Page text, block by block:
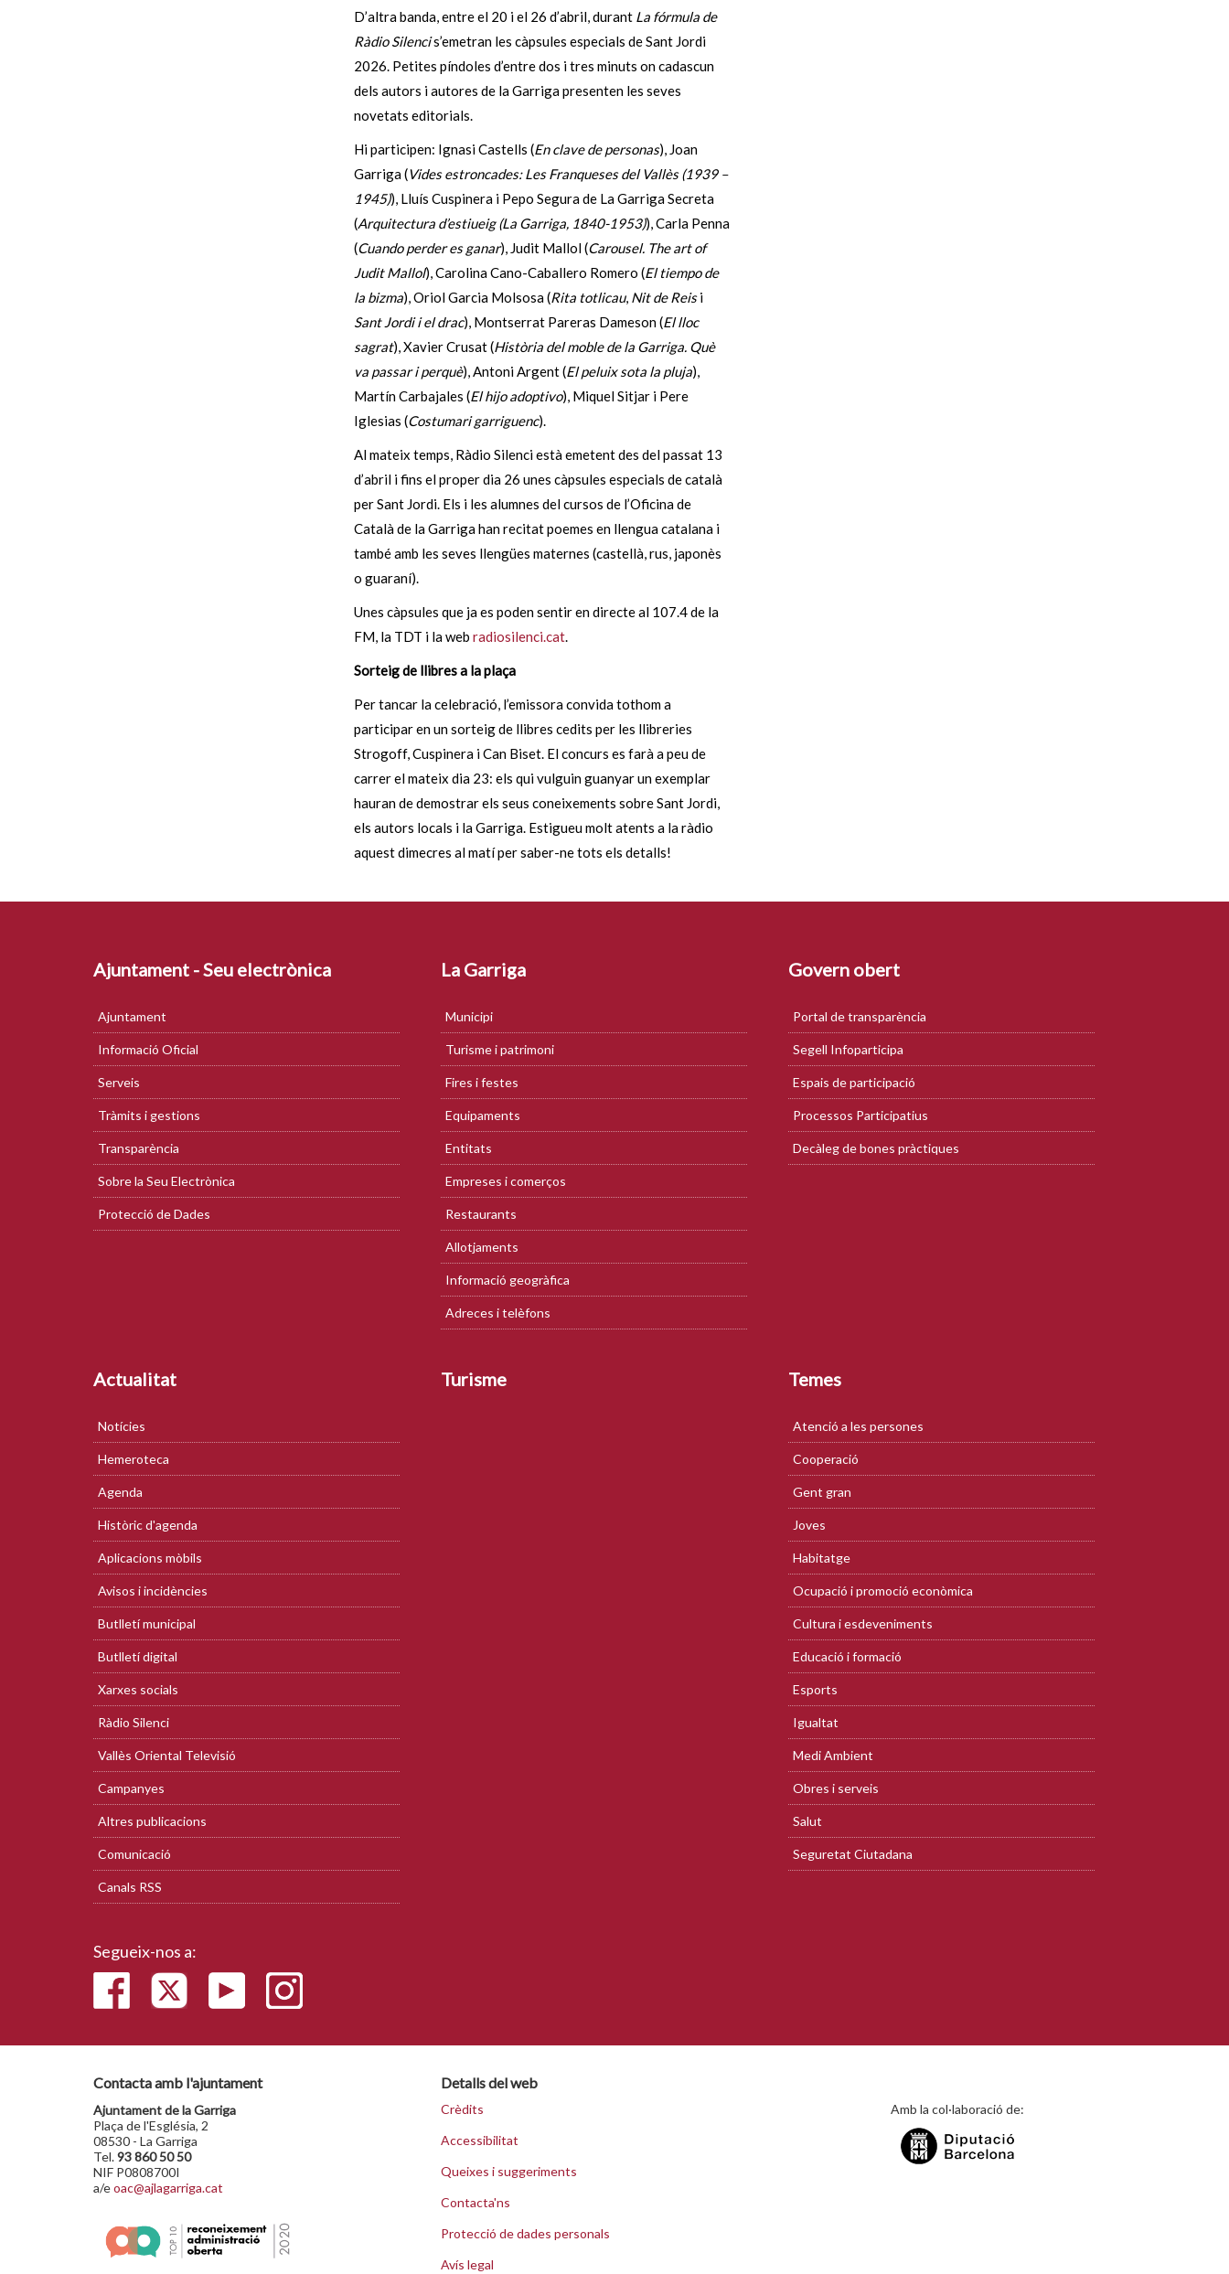
D’altra banda, entre el 20 i el 26 d’abril, durant La fórmula de
Ràdio Silencis’emetran les càpsules especials de Sant Jordi
2026. Petites píndoles d’entre dos i tres minuts on cadascun
dels autors i autores de la Garriga presenten les seves
novetats editorials.
Hi participen: Ignasi Castells (En clave de personas), Joan
Garriga (Vides estroncades: Les Franqueses del Vallès (1939 –
1945)), Lluís Cuspinera i Pepo Segura de La Garriga Secreta
(Arquitectura d’estiueig (La Garriga, 1840-1953)), Carla Penna
(Cuando perder es ganar), Judit Mallol (Carousel. The art of
Judit Mallol), Carolina Cano-Caballero Romero (El tiempo de
la bizma), Oriol Garcia Molsosa (Rita totlicau, Nit de Reisi
Sant Jordi i el drac), Montserrat Pareras Dameson (El lloc
sagrat), Xavier Crusat (Història del moble de la Garriga. Què
va passar i perquè), Antoni Argent (El peluix sota la pluja),
Martín Carbajales (El hijo adoptivo), Miquel Sitjar i Pere
Iglesias (Costumari garriguenc).
Al mateix temps, Ràdio Silenci està emetent des del passat 13
d’abril i fins el proper dia 26 unes càpsules especials de català
per Sant Jordi. Els i les alumnes del cursos de l’Oficina de
Català de la Garriga han recitat poemes en llengua catalana i
també amb les seves llengües maternes (castellà, rus, japonès
o guaraní).
Unes càpsules que ja es poden sentir en directe al 107.4 de la
FM, la TDT i la web radiosilenci.cat.
Sorteig de llibres a la plaça
Per tancar la celebració, l’emissora convida tothom a
participar en un sorteig de llibres cedits per les llibreries
Strogoff, Cuspinera i Can Biset. El concurs es farà a peu de
carrer el mateix dia 23: els qui vulguin guanyar un exemplar
hauran de demostrar els seus coneixements sobre Sant Jordi,
els autors locals i la Garriga. Estigueu molt atents a la ràdio
aquest dimecres al matí per saber-ne tots els detalls!
Ajuntament - Seu electrònica
Ajuntament
Informació Oficial
Serveis
Tràmits i gestions
Transparència
Sobre la Seu Electrònica
Protecció de Dades
La Garriga
Municipi
Turisme i patrimoni
Fires i festes
Equipaments
Entitats
Empreses i comerços
Restaurants
Allotjaments
Informació geogràfica
Adreces i telèfons
Govern obert
Portal de transparència
Segell Infoparticipa
Espais de participació
Processos Participatius
Decàleg de bones pràctiques
Actualitat
Notícies
Hemeroteca
Agenda
Històric d'agenda
Aplicacions mòbils
Avisos i incidències
Butlletí municipal
Butlletí digital
Xarxes socials
Ràdio Silenci
Vallès Oriental Televisió
Campanyes
Altres publicacions
Comunicació
Canals RSS
Turisme Temes
Atenció a les persones
Cooperació
Gent gran
Joves
Habitatge
Ocupació i promoció econòmica
Cultura i esdeveniments
Educació i formació
Esports
Igualtat
Medi Ambient
Obres i serveis
Salut
Seguretat Ciutadana
Segueix-nos a:
Contacta amb l'ajuntament
Ajuntament de la Garriga
Plaça de l'Església, 2
08530 - La Garriga
Tel.93 860 50 50
NIF P0808700I
a/eoac@ajlagarriga.cat
Detalls del web
Crèdits
Accessibilitat
Queixes i suggeriments
Contacta'ns
Protecció de dades personals
Avís legal
Amb la col·laboració de: